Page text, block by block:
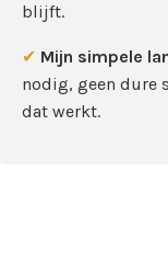
blijft.
✔ Mijn simpele
nodig, geen dure
dat werkt.